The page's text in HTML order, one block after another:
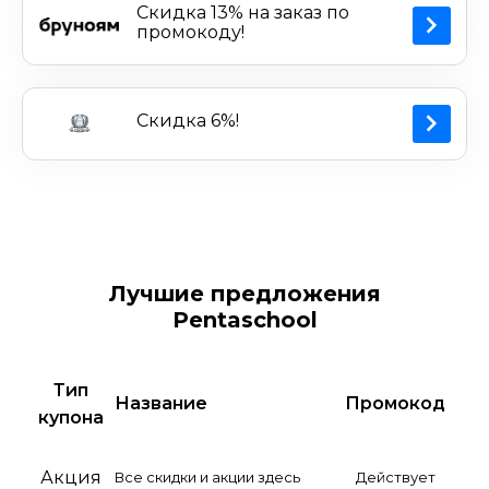
Скидка 13% на заказ по
промокоду!
Скидка 6%!
Лучшие предложения
Pentaschool
Тип
купона
Название Промокод
Акция Все скидки и акции здесь Действует